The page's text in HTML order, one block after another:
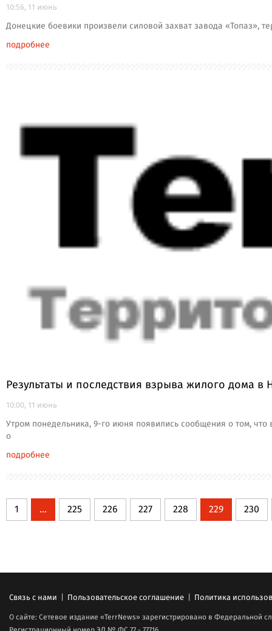
10:56, 11 июнь
Донецкие боевики произвели силовой захват завода «Топаз»,
подробнее
Результаты и последствия взрыва жилого дома в
10:00, 11 июнь
Утром понедельника, 9-го июня появились сообщения о том,
о
подробнее
1 ... 225 226 227 228 229 230
Связь с нами | Пользовательское соглашение | Политика
О сайте: Сетевое издание «TerrNews» зарегистрировано в Федеральной